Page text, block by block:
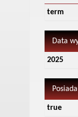
term
Data
2025
true